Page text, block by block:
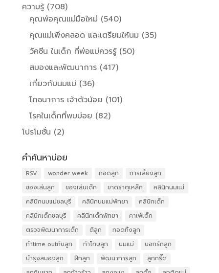
ความรู้(708)
คุณพ่อคุณแม่มือใหม่ (540)
คุณแม่เพิ่งคลอด และเตรียมให้นม (35)
วัคซีน ในเด็ก ที่พ่อแม่ควรรู้(50)
สมองและพัฒนาการ(417)
เกี่ยวกับนมแม่ (36)
โภชนาการ เจ้าตัวน้อย (101)
โรคในเด็กที่พบบ่อย (82)
โปรโมชั่น (2)
คำค้นหาบ่อย
RSV wonder week กอดลูก
การเลี้ยงลูก
ของเล่นลูก
ของเล่นเด็ก ขาดธาตุเหล็ก
คลินิกนมแม่
คลินิกนมแม่ชลบุรี
คลินิกนมแม่พัทยา
คลินิกเด็ก
คลินิกเด็กชลบุรี
คลินิกเด็กพัทยา
คาเฟ่เด็ก
ตรวจพัฒนาการเด็ก
ตีลูก
ทอดทิ้งลูก
ทำtime outกับลูก
ทำโทษลูก นมแม่
บอกรักลูก
บำรุงสมองลูก
ฝึกลูก พัฒนาการลูก
ลูกกรี๊ด